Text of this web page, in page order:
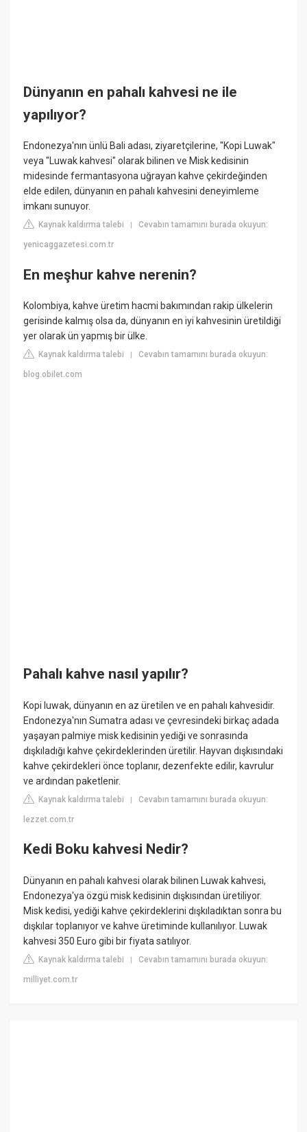
Dünyanın en pahalı kahvesi ne ile
yapılıyor?
Endonezya'nın ünlü Bali adası, ziyaretçilerine, "Kopi Luwak"
veya "Luwak kahvesi" olarak bilinen ve Misk kedisinin
midesinde fermantasyona uğrayan kahve çekirdeğinden
elde edilen, dünyanın en pahalı kahvesini deneyimleme
imkanı sunuyor.
Kaynak kaldırma talebi |Cevabın tamamını burada okuyun:
yenicaggazetesi.com.tr
En meşhur kahve nerenin?
Kolombiya, kahve üretim hacmi bakımından rakip ülkelerin
gerisinde kalmış olsa da, dünyanın en iyi kahvesinin üretildiği
yer olarak ün yapmış bir ülke.
Kaynak kaldırma talebi |Cevabın tamamını burada okuyun:
blog.obilet.com
Pahalı kahve nasıl yapılır?
Kopi luwak, dünyanın en az üretilen ve en pahalı kahvesidir.
Endonezya'nın Sumatra adası ve çevresindeki birkaç adada
yaşayan palmiye misk kedisinin yediği ve sonrasında
dışkıladığı kahve çekirdeklerinden üretilir. Hayvan dışkısındaki
kahve çekirdekleri önce toplanır, dezenfekte edilir, kavrulur
ve ardından paketlenir.
Kaynak kaldırma talebi |Cevabın tamamını burada okuyun:
lezzet.com.tr
Kedi Boku kahvesi Nedir?
Dünyanın en pahalı kahvesi olarak bilinen Luwak kahvesi,
Endonezya'ya özgü misk kedisinin dışkısından üretiliyor.
Misk kedisi, yediği kahve çekirdeklerini dışkıladıktan sonra bu
dışkılar toplanıyor ve kahve üretiminde kullanılıyor. Luwak
kahvesi 350 Euro gibi bir fiyata satılıyor.
Kaynak kaldırma talebi |Cevabın tamamını burada okuyun:
milliyet.com.tr